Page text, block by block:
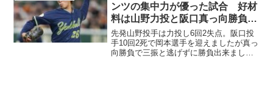
ンツの集中力が優った試合 好材
料は山野力投と阪口真っ向勝負の
岡本三振斬り
先発山野投手は力投し6回2失点。阪口投
手10回2死で岡本選手を迎えましたが真っ
向勝負で三振と逃げずに勝負出来まし